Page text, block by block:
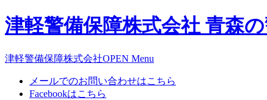
津軽警備保障株式会社 青森
津軽警備保障株式会社OPEN Menu
メールでのお問い合わせはこちら
Facebookはこちら